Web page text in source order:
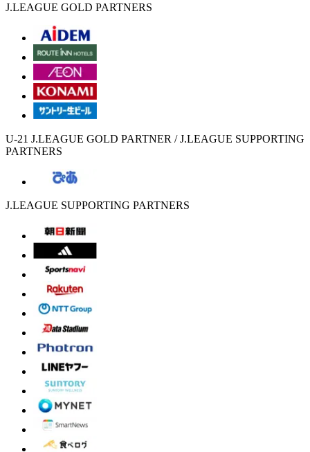
J.LEAGUE GOLD PARTNERS
U-21 J.LEAGUE GOLD PARTNER / J.LEAGUE SUPPORTING
PARTNERS
J.LEAGUE SUPPORTING PARTNERS